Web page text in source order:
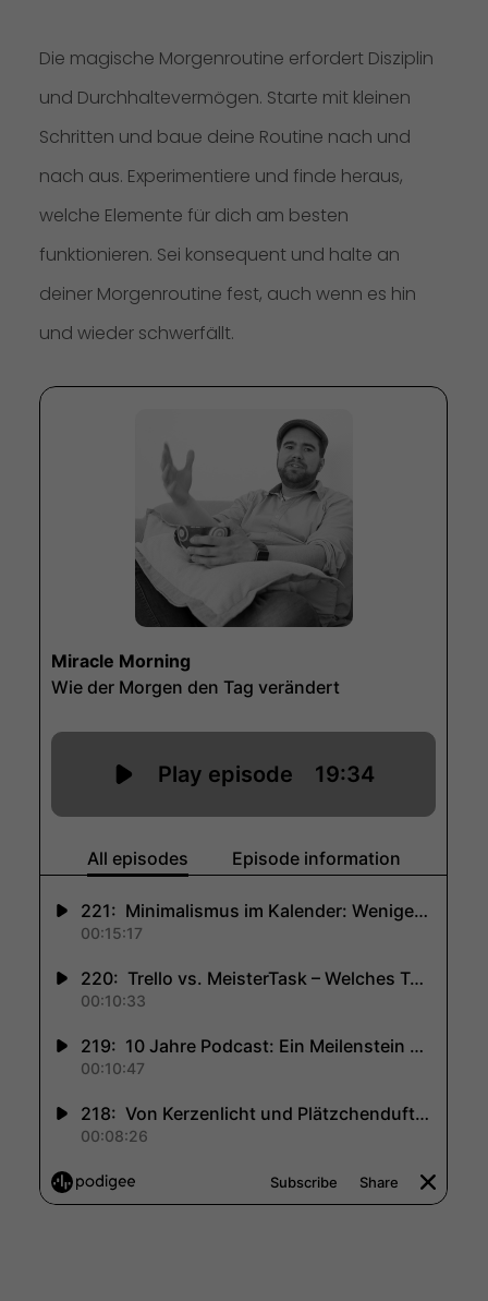
Die magische Morgenroutine erfordert Disziplin
und Durchhaltevermögen. Starte mit kleinen
Schritten und baue deine Routine nach und
nach aus. Experimentiere und finde heraus,
welche Elemente für dich am besten
funktionieren. Sei konsequent und halte an
deiner Morgenroutine fest, auch wenn es hin
und wieder schwerfällt.